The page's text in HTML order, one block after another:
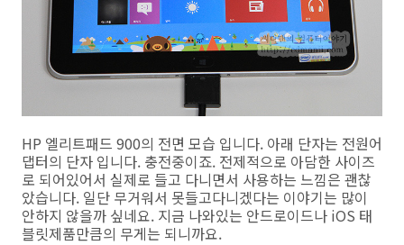
HP 엘리트패드 900의 전면 모습 입니다. 아래 단자는 전원어
댑터의 단자 입니다. 충전중이죠. 전제적으로 아담한 사이즈
로 되어있어서 실제로 들고 다니면서 사용하는 느낌은 괜찮
았습니다. 일단 무거워서 못들고다니겠다는 이야기는 많이
안하지 않을까 싶네요. 지금 나와있는 안드로이드나 iOS 태
블릿제품만큼의 무게는 되니까요.